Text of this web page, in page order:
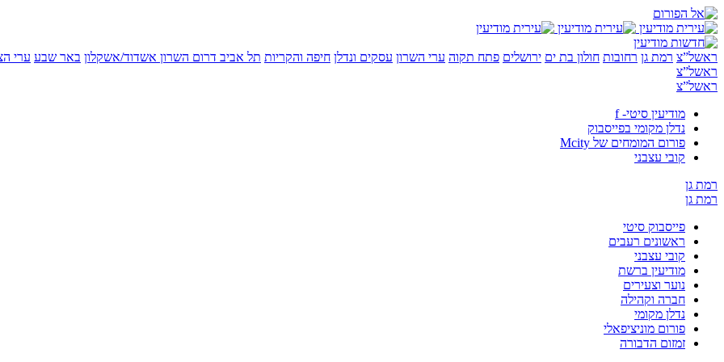
ראשל”צ רמת גן רחובות חולון בת ים ירושלים פתח תקוה ערי השרון עסקים ונדלן חיפה והקריות תל אביב דרום השרון אשדוד/אשקלון באר שבע ערי
ראשל”צ
ראשל”צ
מודיעין סיטי- f
נדלן מקומי בפייסבוק
פורום המומחים של Mcity
קובי עצבני
רמת גן
רמת גן
פייסבוק סיטי
ראשונים רעבים
קובי עצבני
מודיעין ברשת
נוער וצעירים
חברה וקהילה
נדלן מקומי
פורום מוניציפאלי
זמזום הדבורה